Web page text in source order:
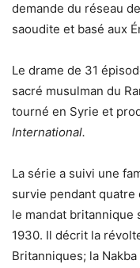
demande du réseau
saoudite et basé aux
Le drame de 31
sacré musulman du
tourné en Syrie et
International.
La série a suivi une
survie pendant quatre
le mandat britannique
1930. Il décrit la
Britanniques; la